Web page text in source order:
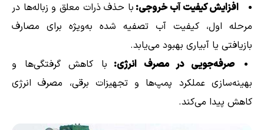
افزایش کیفیت آب خروجی: با حذف ذرات معلق و زباله‌ها در
مرحله اول، کیفیت آب تصفیه شده به‌ویژه برای مصارف
بازیافتی یا آبیاری بهبود می‌یابد.
صرفه‌جویی در مصرف انرژی: با کاهش گرفتگی‌ها و
بهینه‌سازی عملکرد پمپ‌ها و تجهیزات برقی، مصرف انرژی
کاهش پیدا می‌کند.